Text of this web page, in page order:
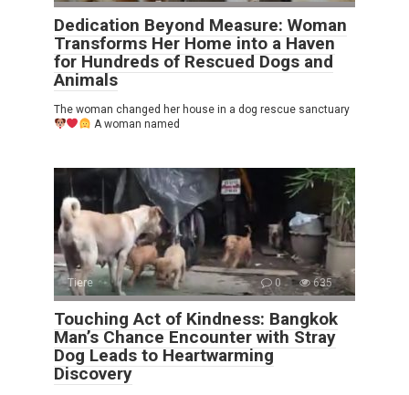
Dedication Beyond Measure: Woman
Transforms Her Home into a Haven
for Hundreds of Rescued Dogs and
Animals
The woman changed her house in a dog rescue sanctuary
A woman named
Tiere 0 635
Touching Act of Kindness: Bangkok
Man’s Chance Encounter with Stray
Dog Leads to Heartwarming
Discovery